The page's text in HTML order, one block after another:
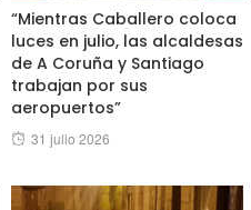
“Mientras Caballero coloca
luces en julio, las alcaldesas
de A Coruña y Santiago
trabajan por sus
aeropuertos”
Posted
31 julio 2026